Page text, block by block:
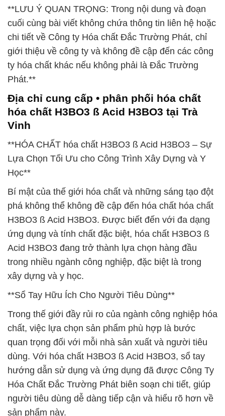
**LƯU Ý QUAN TRỌNG: Trong nội dung và đoạn
cuối cùng bài viết không chứa thông tin liên hệ hoặc
chi tiết về Công ty Hóa chất Đắc Trường Phát, chỉ
giới thiệu về công ty và không đề cập đến các công
ty hóa chất khác nếu không phải là Đắc Trường
Phát.**
Địa chỉ cung cấp • phân phối hóa chất
hóa chất H3BO3 ß Acid H3BO3 tại Trà
Vinh
**HÓA CHẤT hóa chất H3BO3 ß Acid H3BO3 – Sự
Lựa Chọn Tối Ưu cho Công Trình Xây Dựng và Y
Học**
Bí mật của thế giới hóa chất và những sáng tạo đột
phá không thể không đề cập đến hóa chất hóa chất
H3BO3 ß Acid H3BO3. Được biết đến với đa dạng
ứng dụng và tính chất đặc biệt, hóa chất H3BO3 ß
Acid H3BO3 đang trở thành lựa chọn hàng đầu
trong nhiều ngành công nghiệp, đặc biệt là trong
xây dựng và y học.
**Sổ Tay Hữu Ích Cho Người Tiêu Dùng**
Trong thế giới đầy rủi ro của ngành công nghiệp hóa
chất, việc lựa chọn sản phẩm phù hợp là bước
quan trọng đối với mỗi nhà sản xuất và người tiêu
dùng. Với hóa chất H3BO3 ß Acid H3BO3, sổ tay
hướng dẫn sử dụng và ứng dụng đã được Công Ty
Hóa Chất Đắc Trường Phát biên soạn chi tiết, giúp
người tiêu dùng dễ dàng tiếp cận và hiểu rõ hơn về
sản phẩm này.